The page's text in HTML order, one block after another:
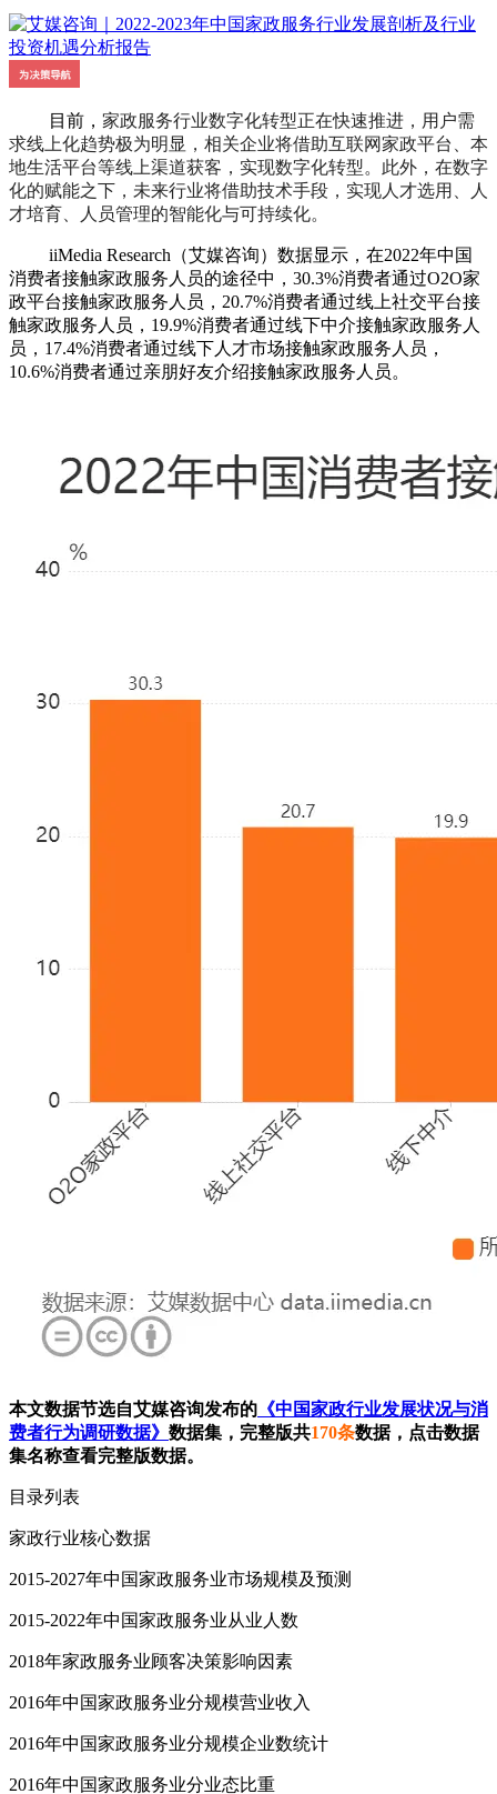
目前， 家政服务行业数字化转型正在快速推进，用户需
求线上化趋势极为明显，相关企业将借助互联网家政平台、本
地生活平台等线上渠道获客，实现数字化转型。此外，在数字
化的赋能之下，未来行业将借助技术手段，实现人才选用、人
才培育、人员管理的智能化与可持续化。
iiMedia Research（艾媒咨询）数据显示，在2022年中国
消费者接触家政服务人员的途径中，30.3%消费者通过O2O家
政平台接触家政服务人员，20.7%消费者通过线上社交平台接
触家政服务人员，19.9%消费者通过线下中介接触家政服务人
员，17.4%消费者通过线下人才市场接触家政服务人员，
10.6%消费者通过亲朋好友介绍接触家政服务人员。
本文数据节选自艾媒咨询发布的 《中国家政行业发展状况与消
费者行为调研数据》 数据集，完整版共170条数据，点击数据
集名称查看完整版数据。
目录列表
家政行业核心数据
2015-2027年中国家政服务业市场规模及预测
2015-2022年中国家政服务业从业人数
2018年家政服务业顾客决策影响因素
2016年中国家政服务业分规模营业收入
2016年中国家政服务业分规模企业数统计
2016年中国家政服务业分业态比重